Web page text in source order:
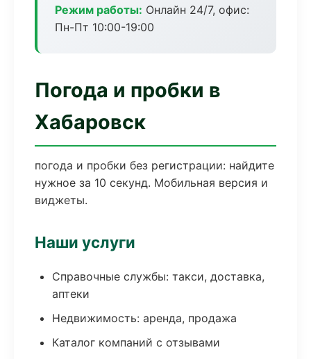
Режим работы: Онлайн 24/7, офис:
Пн-Пт 10:00-19:00
Погода и пробки в
Хабаровск
погода и пробки без регистрации: найдите
нужное за 10 секунд. Мобильная версия и
виджеты.
Наши услуги
Справочные службы: такси, доставка,
аптеки
Недвижимость: аренда, продажа
Каталог компаний с отзывами